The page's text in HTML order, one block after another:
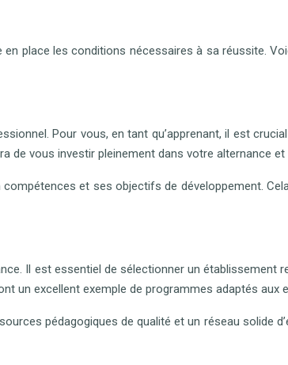
place les conditions nécessaires à sa réussite.
Pour vous, en tant qu’apprenant, il est
vous investir pleinement dans votre alternance et
et ses objectifs de développement.
Il est essentiel de sélectionner un établissement
un excellent exemple de programmes adaptés aux
pédagogiques de qualité et un réseau solide